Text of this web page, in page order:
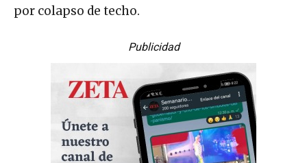
por colapso de techo.
Publicidad